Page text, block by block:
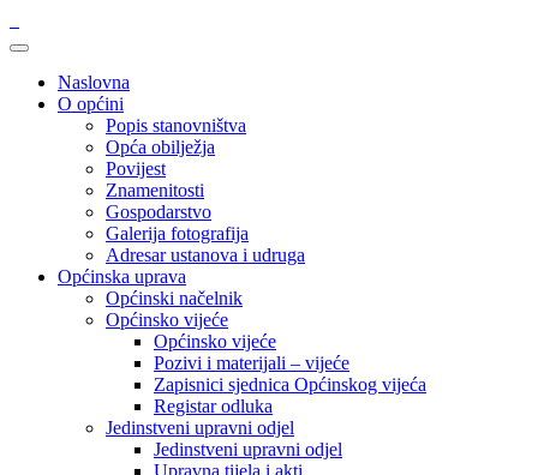
Naslovna
O općini
Popis stanovništva
Opća obilježja
Povijest
Znamenitosti
Gospodarstvo
Galerija fotografija
Adresar ustanova i udruga
Općinska uprava
Općinski načelnik
Općinsko vijeće
Općinsko vijeće
Pozivi i materijali – vijeće
Zapisnici sjednica Općinskog vijeća
Registar odluka
Jedinstveni upravni odjel
Jedinstveni upravni odjel
Upravna tijela i akti